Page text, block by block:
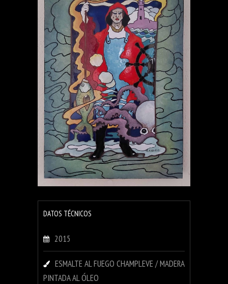
DATOS TÉCNICOS
2015
ESMALTE AL FUEGO CHAMPLEVE / MADERA
PINTADA AL ÓLEO